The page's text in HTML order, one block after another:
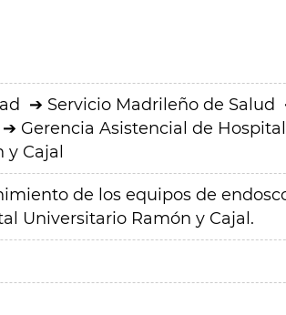
Servicio Madrileño de Salud
Gerencia Asistencial de
Cajal
de los equipos de
Universitario Ramón y Cajal.